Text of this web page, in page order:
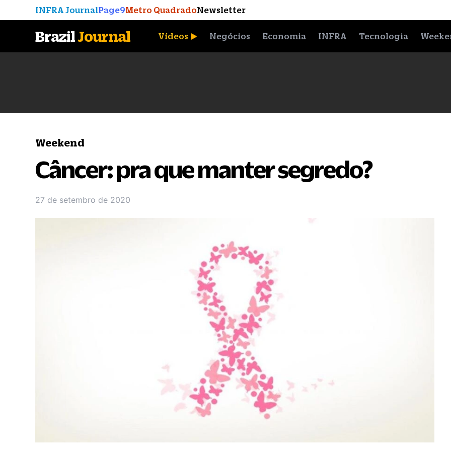
INFRA JournalPage9Metro QuadradoNewsletter
BrazilJournal Vídeos Negócios Economia INFRA Tecnologia
Weekend
Câncer: pra que manter segredo?
27 de setembro de 2020